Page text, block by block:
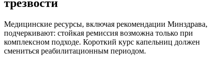
трезвости
Медицинские ресурсы, включая рекомендации Минздрава,
подчеркивают: стойкая ремиссия возможна только при
комплексном подходе. Короткий курс капельниц должен
смениться реабилитационным периодом.